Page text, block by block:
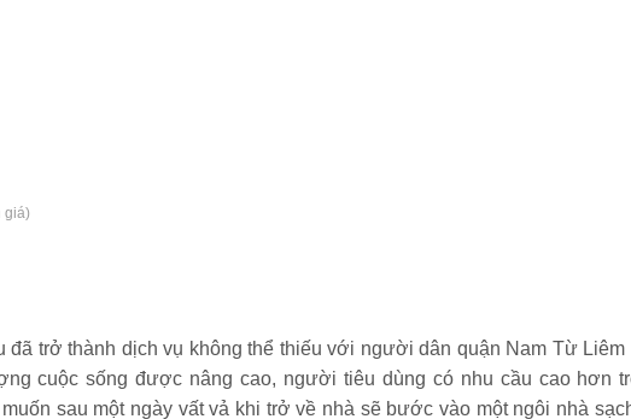
giá)
đã trở thành dịch vụ không thể thiếu với người dân quận Nam Từ Liêm
cuộc sống được nâng cao, người tiêu dùng có nhu cầu cao hơn
sau một ngày vất vả khi trở về nhà sẽ bước vào một ngôi nhà